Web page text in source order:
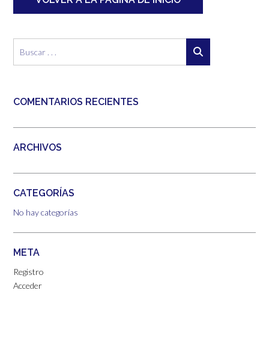
COMENTARIOS RECIENTES
ARCHIVOS
CATEGORÍAS
No hay categorías
META
Registro
Acceder